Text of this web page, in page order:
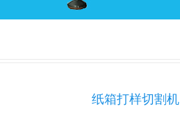
纸箱打样切割机